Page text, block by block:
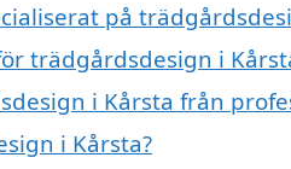
på
trädgårdsdesign i
i Kårsta från
i Kårsta?